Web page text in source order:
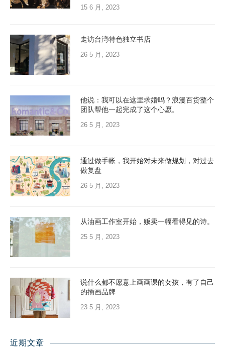
15 6 月, 2023
走访台湾特色独立书店
26 5 月, 2023
他说：我可以在这里求婚吗？浪漫百货整个
团队帮他一起完成了这个心愿。
26 5 月, 2023
通过做手帐，我开始对未来做规划，对过去
做复盘
26 5 月, 2023
从油画工作室开始，贩卖一幅看得见的诗。
25 5 月, 2023
说什么都不愿意上画画课的女孩，有了自己
的插画品牌
23 5 月, 2023
近期文章